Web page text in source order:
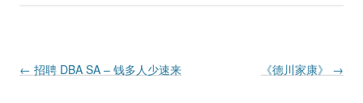
Post navigation
← 招聘 DBA SA – 钱多人少速来 《德川家康》 →